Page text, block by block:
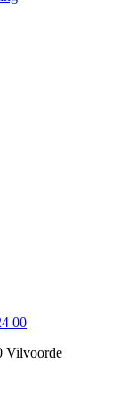
00
Vilvoorde